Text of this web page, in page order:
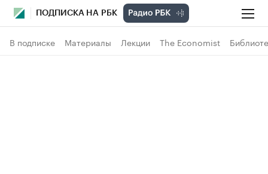
ПОДПИСКА НА РБК
В подписке Материалы Лекции The Economist